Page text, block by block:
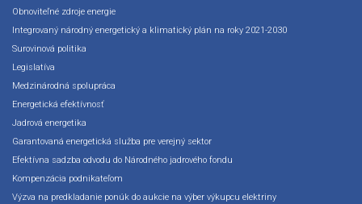
Obnoviteľné zdroje energie
Integrovaný národný energetický a klimatický plán na roky 2021-2030
Surovinová politika
Legislatíva
Medzinárodná spolupráca
Energetická efektívnosť
Jadrová energetika
Garantovaná energetická služba pre verejný sektor
Efektívna sadzba odvodu do Národného jadrového fondu
Kompenzácia podnikateľom
Výzva na predkladanie ponúk do aukcie na výber výkupcu elektriny